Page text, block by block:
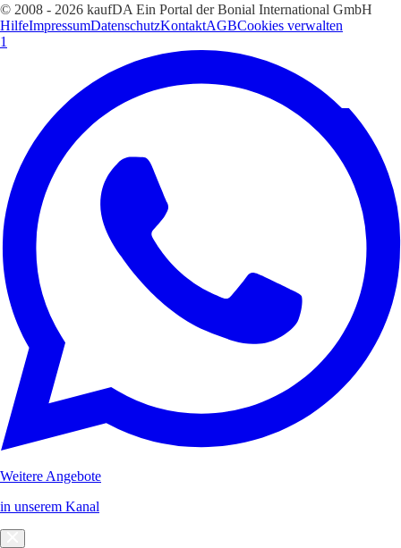
© 2008 - 2026 kaufDA Ein Portal der Bonial International GmbH
HilfeImpressumDatenschutzKontaktAGBCookies verwalten
1
Weitere Angebote
in unserem Kanal